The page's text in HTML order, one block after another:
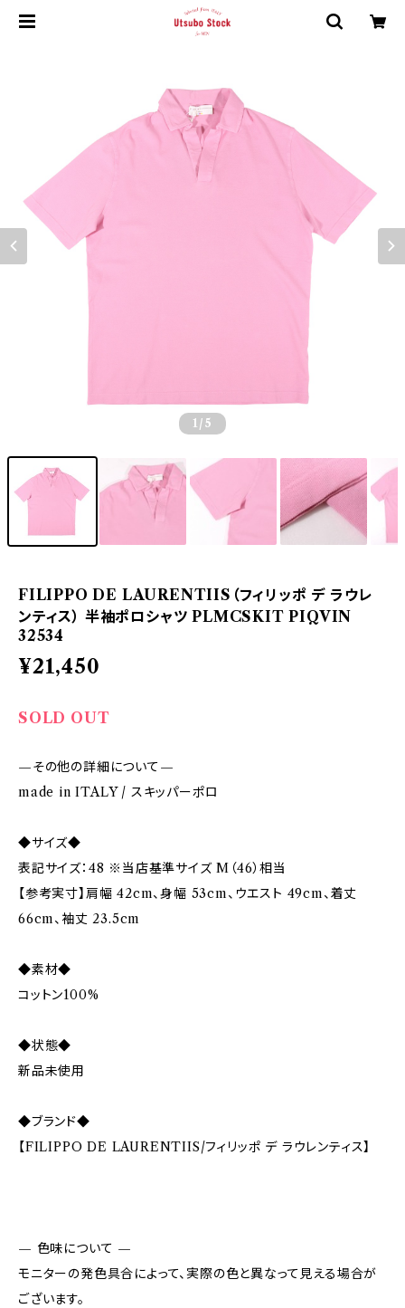
1 /5
FILIPPO DE LAURENTIIS（フィリッポ デ ラウレ
ンティス） 半袖ポロシャツ PLMCSKIT PIQVIN
32534
¥21,450
SOLD OUT
—その他の詳細について—
made in ITALY / スキッパーポロ
◆サイズ◆
表記サイズ：48 ※当店基準サイズ M（46）相当
【参考実寸】肩幅 42cm、身幅 53cm、ウエスト 49cm、着丈
66cm、袖丈 23.5cm
◆素材◆
コットン100%
◆状態◆
新品未使用
◆ブランド◆
【FILIPPO DE LAURENTIIS/フィリッポ デ ラウレンティス】
— 色味について —
モニターの発色具合によって、実際の色と異なって見える場合が
ございます。